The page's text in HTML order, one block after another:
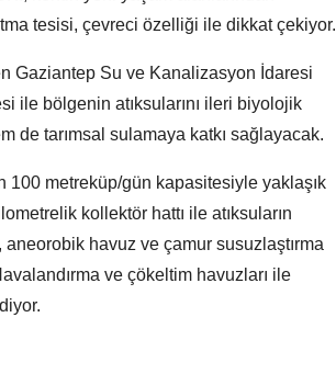
tesisi, çevreci özelliği ile dikkat çekiyor.
Gaziantep Su ve Kanalizasyon İdaresi
ile bölgenin atıksularını ileri biyolojik
de tarımsal sulamaya katkı sağlayacak.
metreküp/gün kapasitesiyle yaklaşık
kollektör hattı ile atıksuların
havuz ve çamur susuzlaştırma
ve çökeltim havuzları ile